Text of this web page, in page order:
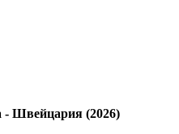
- Швейцария (2026)